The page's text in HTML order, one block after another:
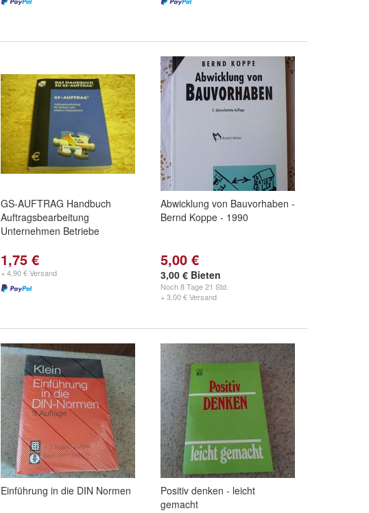
GS-AUFTRAG Handbuch
Auftragsbearbeitung
Unternehmen Betriebe
1,75 €
+ 4,90 € Versand
Abwicklung von Bauvorhaben -
Bernd Koppe - 1990
5,00 €
3,00 € Bieten
Noch8 Tage 21 Std.
+ 3,00 € Versand
Einführung in die DIN Normen
Positiv denken - leicht
gemacht